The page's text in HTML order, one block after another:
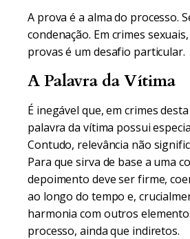
A prova é a alma do processo.
condenação. Em crimes
provas é um desafio particular.
A Palavra da Vítima
É inegável que, em crimes
palavra da vítima possui
Contudo, relevância não
Para que sirva de base a uma
depoimento deve ser firme,
ao longo do tempo e,
harmonia com outros
processo, ainda que indiretos.